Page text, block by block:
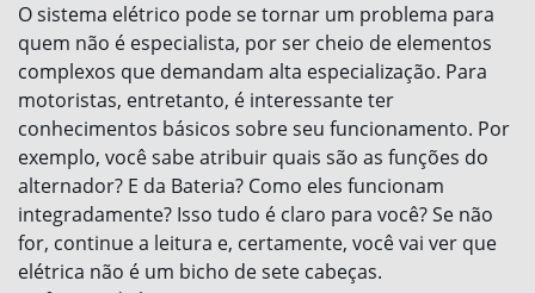
O sistema elétrico pode se tornar um problema para
quem não é especialista, por ser cheio de elementos
complexos que demandam alta especialização. Para
motoristas, entretanto, é interessante ter
conhecimentos básicos sobre seu funcionamento. Por
exemplo, você sabe atribuir quais são as funções do
alternador? E da Bateria? Como eles funcionam
integradamente? Isso tudo é claro para você? Se não
for, continue a leitura e, certamente, você vai ver que
elétrica não é um bicho de sete cabeças.